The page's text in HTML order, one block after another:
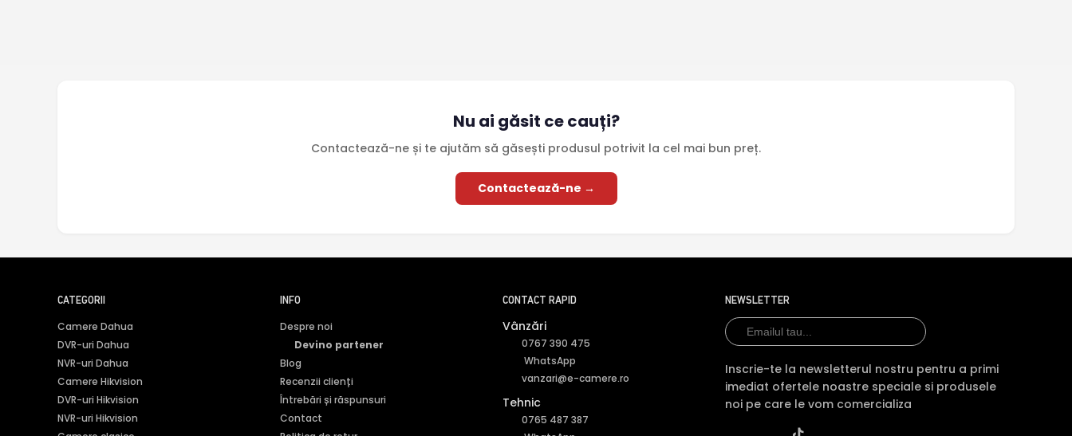
Nu ai găsit ce cauți?
Contactează-ne și te ajutăm să găsești produsul potrivit la cel mai bun preț.
Contactează-ne →
CATEGORII
Camere Dahua
DVR-uri Dahua
NVR-uri Dahua
Camere Hikvision
DVR-uri Hikvision
NVR-uri Hikvision
INFO
Despre noi
Devino partener
Blog
Recenzii clienți
Întrebări și răspunsuri
Contact
CONTACT RAPID
Vânzări
0767 390 475
WhatsApp
vanzari@e-camere.ro
Tehnic
0765 487 387
NEWSLETTER
Inscrie-te la newsletterul nostru pentru a primi
imediat ofertele noastre speciale si produsele
noi pe care le vom comercializa